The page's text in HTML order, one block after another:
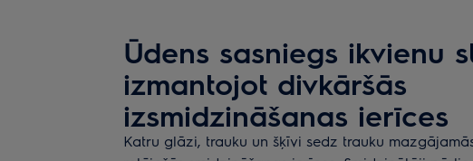
Ūdens sasniegs ikvienu
izmantojot divkāršās
izsmidzināšanas ierīces
Katru glāzi, trauku un šķīvi sedz trauku